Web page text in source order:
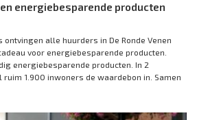
energiebesparende producten
ontvingen alle huurders in De Ronde Venen
voor energiebesparende producten.
energiebesparende producten. In 2
1.900 inwoners de waardebon in. Samen